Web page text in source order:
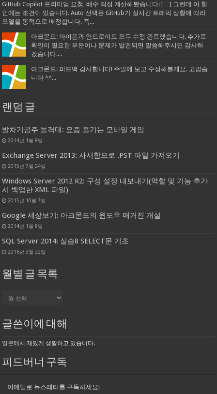
GitHub Copilot 프리미엄 요청, 배수 직접 계산해봤습니다: […] 그런데 이 할
인에는 조건이 있습니다. Auto 선택은 GitHub가 실시간 트래픽 상황에 따라
모델을 동적으로 배정합니다. 즉...
아크몬드: 아이폰과 안드로이드 모두 수정 완료했습니다. 추가로
확인이 필요한 부분이나 문제가 발견되면 말씀해주시면 감사하
겠습니다....
아크몬드: 피드백 감사합니다! 주말에 보고 수정해볼게요. 고맙습
니다 ^^...
랜덤 글
발차기공주 돌격대: 요즘 즐기는 모바일 게임
2014년 1월 8일
Exchange Server 2013: 사서함으로 .PST 파일 가져오기
2015년 7월 24일
Windows Server 2012 R2: 구성 설정 내보내기(역할 및 기능 추가
시 백업한 XML 파일)
2015년 10월 7일
Google 세상보기: 아크몬드의 윈도우 매거진 개설
2014년 1월 8일
SQL Server 2014: 실습8 SELECT문 기초
2016년 3월 22일
월별 글 목록
목
록
글쓴이에 대해
일본에서 재밌게 생활하고 있습니다.
피드버너 구독
이메일로 뉴스레터를 구독하세요!